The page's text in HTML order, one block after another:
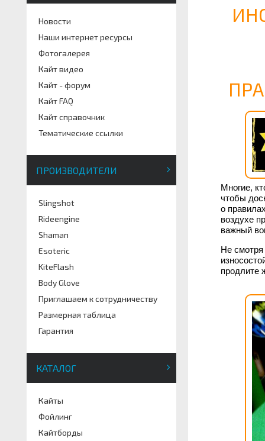
Новости
Наши интернет ресурсы
Фотогалерея
Кайт видео
Кайт - форум
Кайт FAQ
Кайт справочник
Тематические ссылки
ПРОИЗВОДИТЕЛИ
Slingshot
Rideengine
Shaman
Esoteric
KiteFlash
Body Glove
Приглашаем к сотрудничеству
Размерная таблица
Гарантия
КАТАЛОГ
Кайты
Фойлинг
Кайтборды
Многие,
чтобы
о
воздухе
важный
Не смотря
продлите